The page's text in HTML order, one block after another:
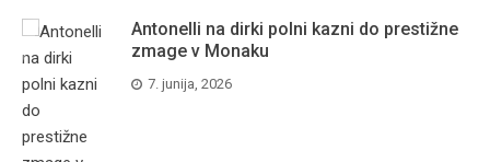
Antonelli na dirki polni kazni do prestižne
zmage v Monaku
7. junija, 2026